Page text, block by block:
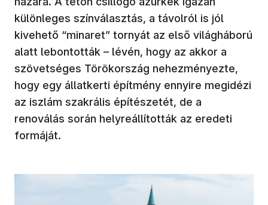
különleges színválasztás, a távolról is jól
kivehető “minaret” tornyát az első világháború
alatt lebontották – lévén, hogy az akkor a
szövetséges Törökország nehezményezte,
hogy egy állatkerti építmény ennyire megidézi
az iszlám szakrális építészetét, de a
renoválás során helyreállították az eredeti
formáját.